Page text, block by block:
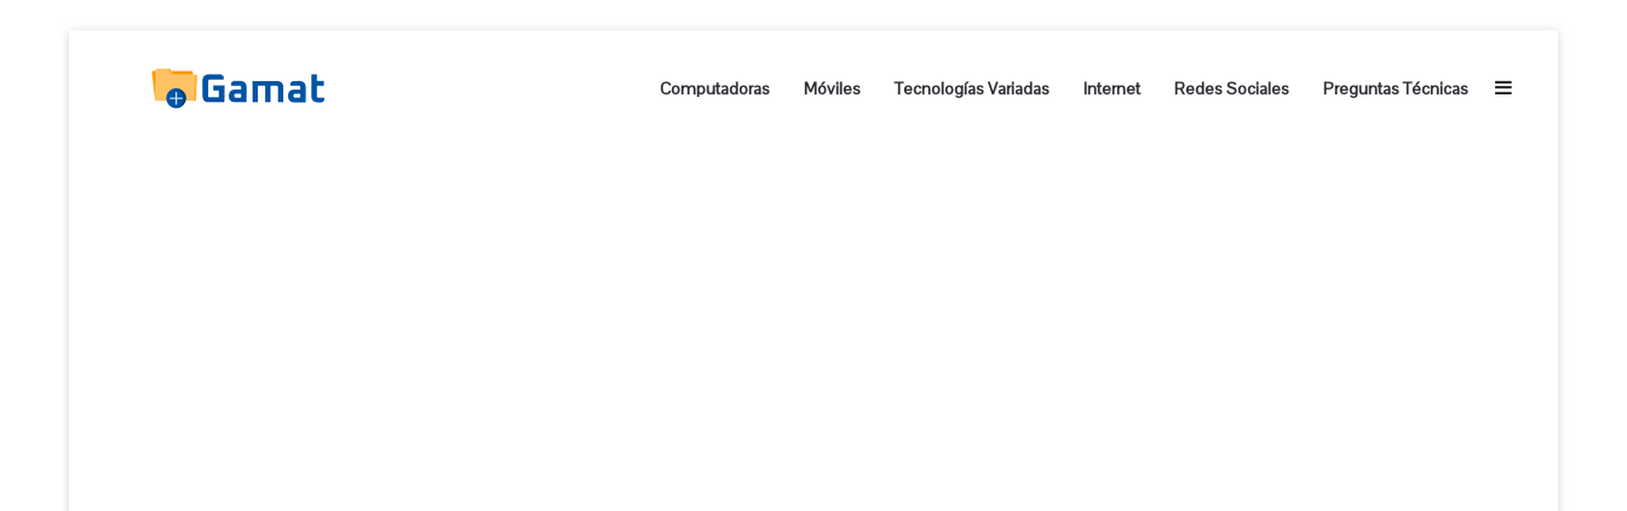
Computadoras Móviles Tecnologías Variadas Internet Redes Sociales Preguntas Técnicas Barra lateral